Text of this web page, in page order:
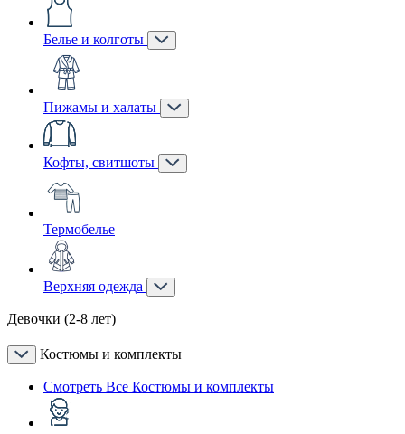
Белье и колготы
Пижамы и халаты
Кофты, свитшоты
Термобелье
Верхняя одежда
Девочки (2-8 лет)
Костюмы и комплекты
Смотреть Все Костюмы и комплекты